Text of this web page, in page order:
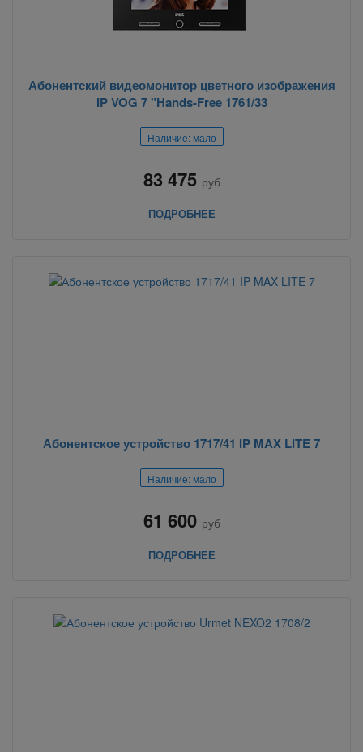
Абонентский видеомонитор цветного изображения
IP VOG 7 "Hands-Free 1761/33
Наличие: мало
83 475 руб
ПОДРОБНЕЕ
Абонентское устройство 1717/41 IP MAX LITE 7
Наличие: мало
61 600 руб
ПОДРОБНЕЕ